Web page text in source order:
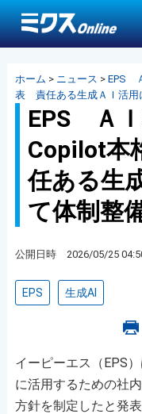
ホーム > ニュース > EPS
表 責任ある生成ＡＩ活用
EPS ＡＩ
Copilot本
任ある生
て体制整
公開日時 2026/05/25
EPS 生成AI
イーピーエス（EPS
に活用するための社
方針を制定したと発